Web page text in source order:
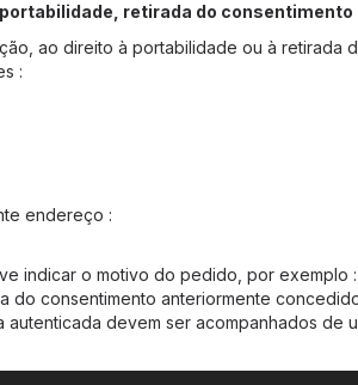
retirada do consentimento
ao direito à portabilidade ou à retirada
:
endereço :
indicar o motivo do pedido, por exemplo :
do consentimento anteriormente
devem ser acompanhados de